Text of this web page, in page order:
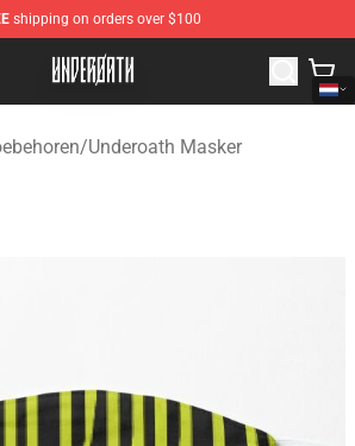
shipping on orders over $100
- Official Underoath Merchandise Shop
/Underoath Masker